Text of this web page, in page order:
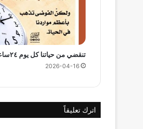
تنقضي من حياتنا كل يوم ٢٤ساعة
2026-04-16
اترك تعليقاً